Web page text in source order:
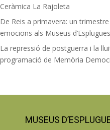
Ceràmica La Rajoleta
De Reis a primavera: un
emocions als Museus d’Esplugues
La repressió de postguerra i la
programació de Memòria
MUSEUS